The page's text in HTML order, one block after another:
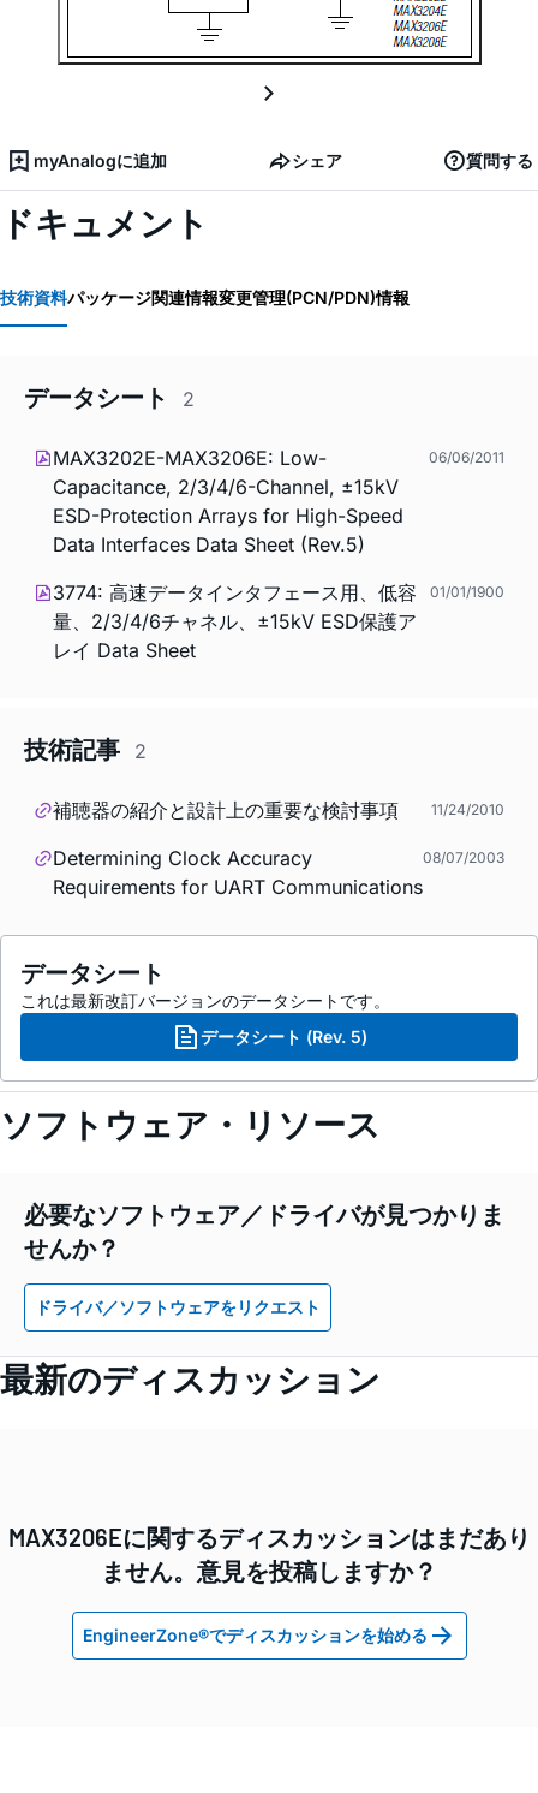
myAnalogに追加 シェア 質問する
ドキュメント
技術資料パッケージ関連情報変更管理(PCN/PDN)情報
データシート 2
MAX3202E-MAX3206E: Low-
Capacitance, 2/3/4/6-Channel, ±15kV
ESD-Protection Arrays for High-Speed
Data Interfaces Data Sheet (Rev.5)
06/06/2011
3774: 高速データインタフェース用、低容
量、2/3/4/6チャネル、±15kV ESD保護ア
レイ Data Sheet
01/01/1900
技術記事 2
補聴器の紹介と設計上の重要な検討事項 11/24/2010
Determining Clock Accuracy
Requirements for UART Communications
08/07/2003
データシート
これは最新改訂バージョンのデータシートです。
データシート (Rev. 5)
ソフトウェア・リソース
必要なソフトウェア／ドライバが見つかりま
せんか？
ドライバ／ソフトウェアをリクエスト
最新のディスカッション
MAX3206Eに関するディスカッションはまだあり
ません。意見を投稿しますか？
EngineerZone®でディスカッションを始める